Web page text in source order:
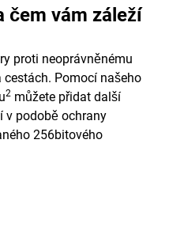
čem vám záleží
proti neoprávněnému
Pomocí našeho
2můžete přidat další
v podobě ochrany
256bitového